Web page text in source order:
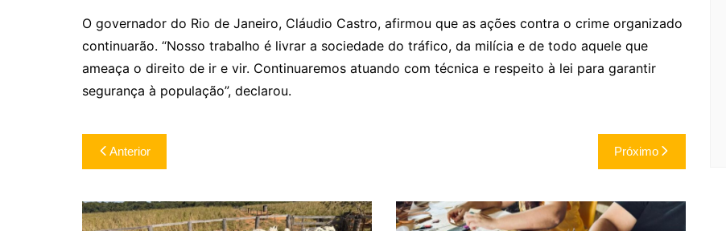
O governador do Rio de Janeiro, Cláudio Castro, afirmou que as ações contra o crime organizado
continuarão. “Nosso trabalho é livrar a sociedade do tráfico, da milícia e de todo aquele que
ameaça o direito de ir e vir. Continuaremos atuando com técnica e respeito à lei para garantir
segurança à população”, declarou.
Navegação
de
Post
Anterior Próximo